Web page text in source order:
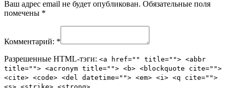
Ваш адрес email не будет опубликован. Обязательные поля
помечены *
Комментарий: *
Разрешенные HTML-тэги: <a href="" title=""> <abbr
title=""> <acronym title=""> <b> <blockquote cite="">
<cite> <code> <del datetime=""> <em> <i> <q cite="">